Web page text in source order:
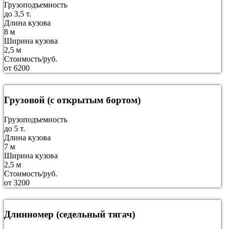
Грузоподъемность
до 3,5 т.
Длина кузова
8 м
Ширина кузова
2,5 м
Стоимость/руб.
от 6200
Грузовой (с открытым бортом)
Грузоподъемность
до 5 т.
Длина кузова
7 м
Ширина кузова
2,5 м
Стоимость/руб.
от 3200
Длинномер (седельный тягач)